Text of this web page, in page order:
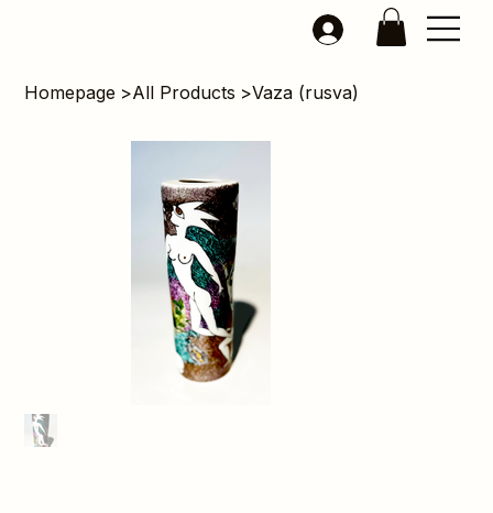
Homepage >All Products >Vaza (rusva)